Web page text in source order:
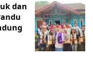
dan